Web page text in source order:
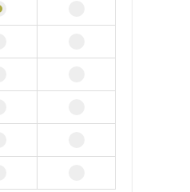
り（お見舞）
円(税3,000円)
円(税3,020円)